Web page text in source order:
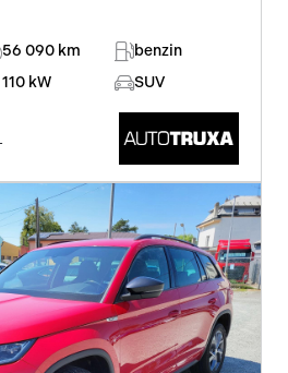
56 090 km
benzin
110 kW SUV